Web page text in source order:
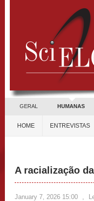
GERAL HUMANAS
HOME ENTREVISTAS
A racialização
January 7, 2026 15:00 ,